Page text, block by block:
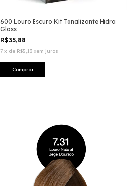
600 Louro Escuro Kit Tonalizante Hidra
Gloss
R$35,88
7 x de R$5,13 sem juros